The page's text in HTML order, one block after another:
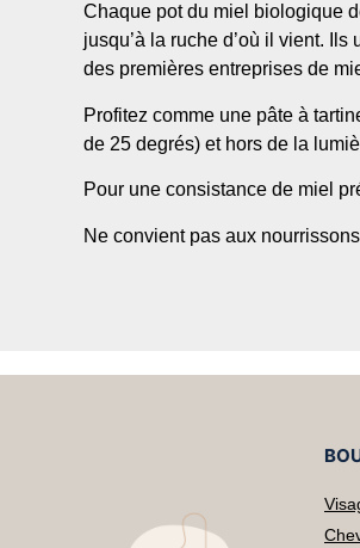
Chaque pot du miel biologique
jusqu’à la ruche d’où il vient.
des premières entreprises de
Profitez comme une pâte à
de 25 degrés) et hors de la
Pour une consistance de miel
Ne convient pas aux